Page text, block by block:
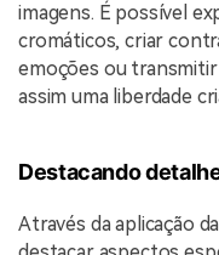
imagens. É possível
cromáticos, criar
emoções ou
assim uma liberdade
Destacando
Através da aplicação